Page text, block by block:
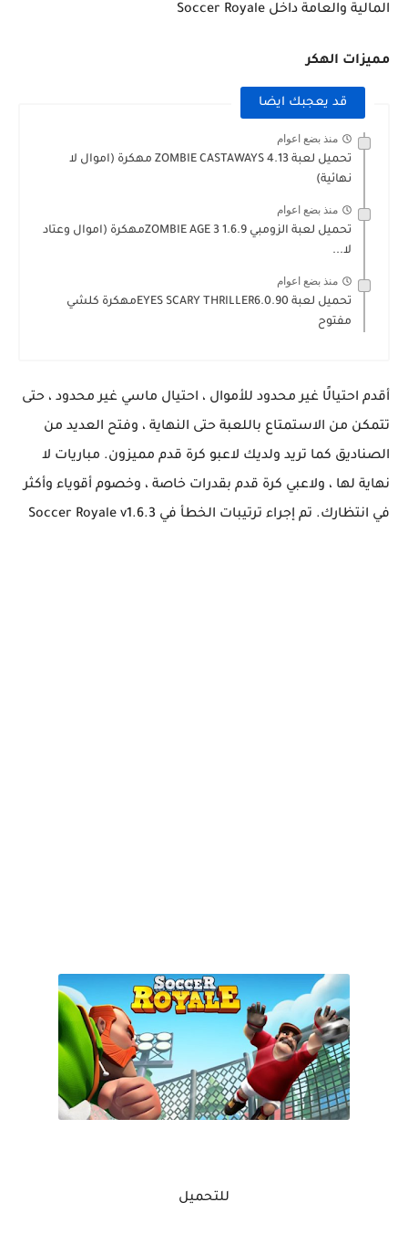
المالية والعامة داخل Soccer Royale
مميزات الهكر
قد يعجبك ايضا
منذ بضع اعوام
تحميل لعبة ZOMBIE CASTAWAYS 4.13 مهكرة (اموال لا
نهائية)
منذ بضع اعوام
تحميل لعبة الزومبي ZOMBIE AGE 3 1.6.9مهكرة (اموال وعتاد
لا...
منذ بضع اعوام
تحميل لعبة EYES SCARY THRILLER6.0.90مهكرة كلشي
مفتوح
أقدم احتيالًا غير محدود للأموال ، احتيال ماسي غير محدود ، حتى
تتمكن من الاستمتاع باللعبة حتى النهاية ، وفتح العديد من
الصناديق كما تريد ولديك لاعبو كرة قدم مميزون. مباريات لا
نهاية لها ، ولاعبي كرة قدم بقدرات خاصة ، وخصوم أقوياء وأكثر
في انتظارك. تم إجراء ترتيبات الخطأ في Soccer Royale v1.6.3
للتحميل